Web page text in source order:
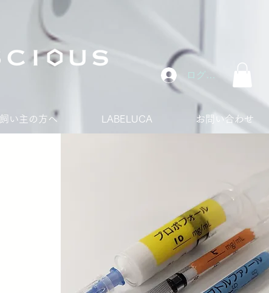
ログイン
飼い主の方へ LABELUCA お問い合わせ